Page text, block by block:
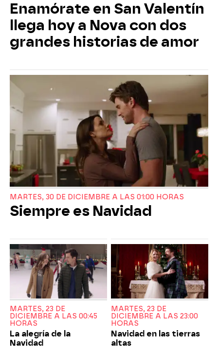
Enamórate en San Valentín
llega hoy a Nova con dos
grandes historias de amor
MARTES, 30 DE DICIEMBRE A LAS 01:00 HORAS
Siempre es Navidad
MARTES, 23 DE
DICIEMBRE A LAS 00:45
HORAS
La alegría de la
Navidad
MARTES, 23 DE
DICIEMBRE A LAS 23:00
HORAS
Navidad en las tierras
altas